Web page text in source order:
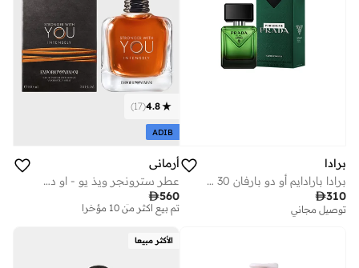
برادا
برادا بارادايم أو دو بارفان 30 مل
310
توصيل مجاني
4.8
(
17
)
ADIB
أرماني
عطر سترونجر ويذ يو - او دو بارفان 100 مل
560
توصيل مجاني
تم بيع أكثر من 10 مؤخرا
توصيل مجاني
الأكثر مبيعا